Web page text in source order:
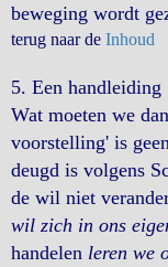
beweging wordt
terug naar de Inhoud
5. Een handleiding
Wat moeten we
voorstelling' is
deugd is volgens
de wil niet
wil zich in ons
handelen leren we